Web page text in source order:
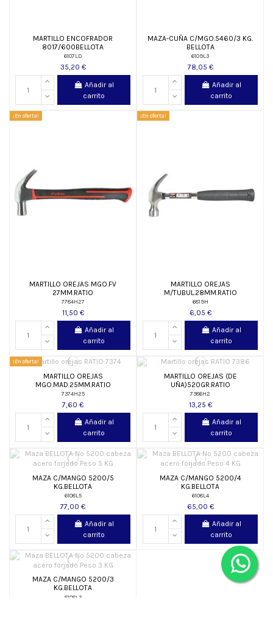
MARTILLO ENCOFRADOR
8017/600BELLOTA
6107LD
35,20 €
Añadir al
carrito
MAZA-CUÑA C/MGO.5460/3 KG.
BELLOTA
6109L3
78,05 €
Añadir al
carrito
¡En oferta!
MARTILLO OREJAS MGO.FV
27MM.RATIO
7784H27
11,50 €
Añadir al
carrito
¡En oferta!
MARTILLO OREJAS
M/TUBUL.28MM.RATIO
6819H
6,05 €
Añadir al
carrito
¡En oferta!
MARTILLO OREJAS
MGO.MAD.25MM.RATIO
7374H25
7,60 €
Añadir al
carrito
MARTILLO OREJAS (DE
UÑA)520GR.RATIO
7386H2
13,25 €
Añadir al
carrito
MAZA C/MANGO 5200/5
KG.BELLOTA
6108L5
77,00 €
Añadir al
carrito
MAZA C/MANGO 5200/4
KG.BELLOTA
6108L4
65,00 €
Añadir al
carrito
MAZA C/MANGO 5200/3
KG.BELLOTA
6108L3